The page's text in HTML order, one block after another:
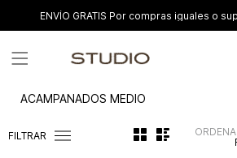
ENVÍO GRATIS Por compras iguales o
ACAMPANADOS MEDIO
FILTRAR